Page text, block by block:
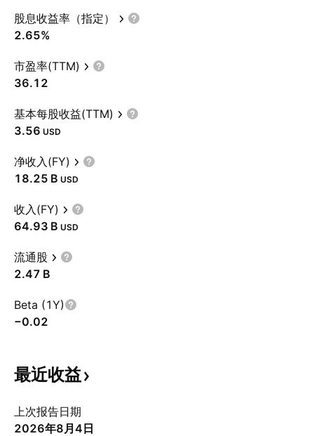
股息收益率（指定）
2.65%
市盈率(TTM)
36.12
基本每股收益(TTM)
3.56 USD
净收入(FY)
‪18.25 B‬ USD
收入(FY)
‪64.93 B‬ USD
流通股
‪2.47 B‬
Beta (1Y)
−0.02
最近收益
上次报告日期
2026年8月4日